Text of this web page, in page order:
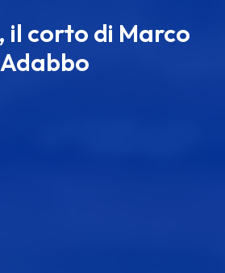
il corto di Marco
Adabbo